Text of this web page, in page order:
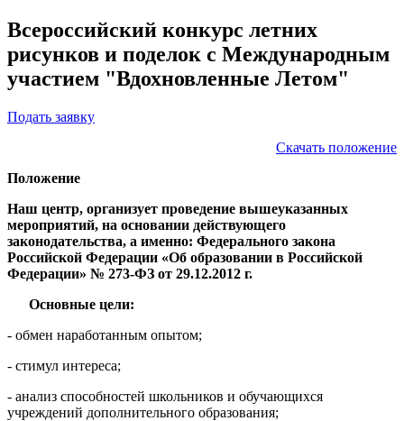
Всероссийский конкурс летних
рисунков и поделок с Международным
участием "Вдохновленные Летом"
Подать заявку
Скачать положение
Положение
Наш центр, организует проведение вышеуказанных
мероприятий, на основании действующего
законодательства, а именно: Федерального закона
Российской Федерации «Об образовании в Российской
Федерации» № 273-ФЗ от 29.12.2012 г.
Основные цели:
- обмен наработанным опытом;
- стимул интереса;
- анализ способностей школьников и обучающихся
учреждений дополнительного образования;